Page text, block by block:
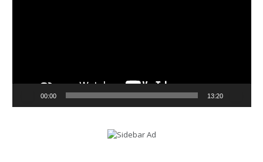
00:00 13:20